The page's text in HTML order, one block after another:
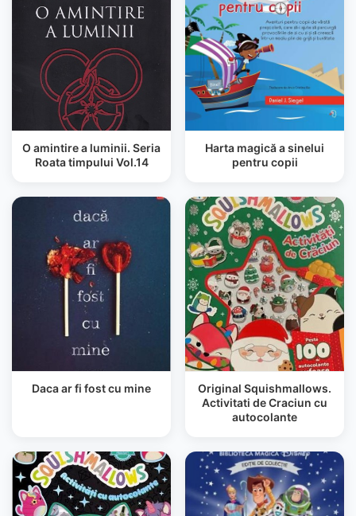
O amintire a luminii. Seria
Roata timpului Vol.14
Harta magică a sinelui
pentru copii
Daca ar fi fost cu mine
Original Squishmallows.
Activitati de Craciun cu
autocolante